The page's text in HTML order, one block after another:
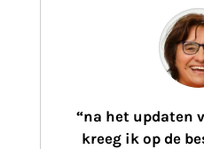
“na het updaten
kreeg ik op de